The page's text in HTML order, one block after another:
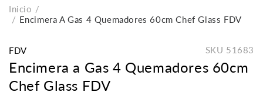
Inicio
Encimera A Gas 4 Quemadores 60cm Chef Glass FDV
FDV SKU 51683
Encimera a Gas 4 Quemadores 60cm
Chef Glass FDV